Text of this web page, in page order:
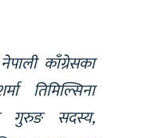
काँग्रेसका
तिमिल्सिना
गुरुङ सदस्य,